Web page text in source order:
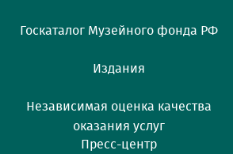
Госкаталог Музейного фонда РФ
Издания
Независимая оценка качества
оказания услуг
Пресс-центр